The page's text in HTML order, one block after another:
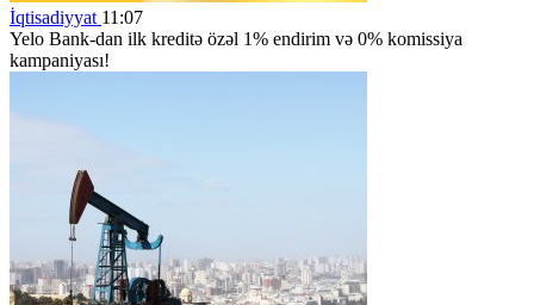
İqtisadiyyat 11:07
Yelo Bank-dan ilk kreditə özəl 1% endirim və 0% komissiya
kampaniyası!